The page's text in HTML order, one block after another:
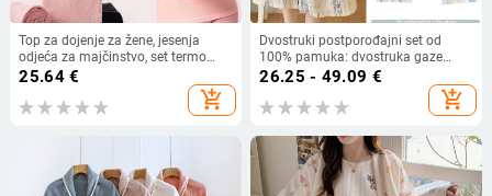
Top za dojenje za žene, jesenja
odjeća za majčinstvo, set termo
donjeg rublja za oblikovanje tijela
25.64€
add_shopping_cart
Dvostruki postporođajni set od
100% pamuka: dvostruka gaze
suknja s hlačama, noćna odjeća za
26.25 - 49.09 €
add_shopping_cart